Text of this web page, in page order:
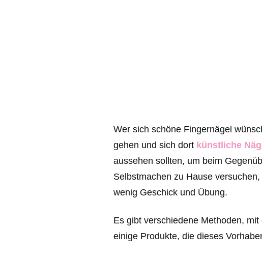
Wer sich schöne Fingernägel
gehen und sich dort künstliche
aussehen sollten, um beim
Selbstmachen zu Hause
wenig Geschick und Übung.
Es gibt verschiedene Methoden, mit
einige Produkte, die dieses